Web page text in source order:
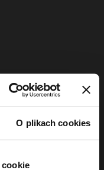
O plikach cookies